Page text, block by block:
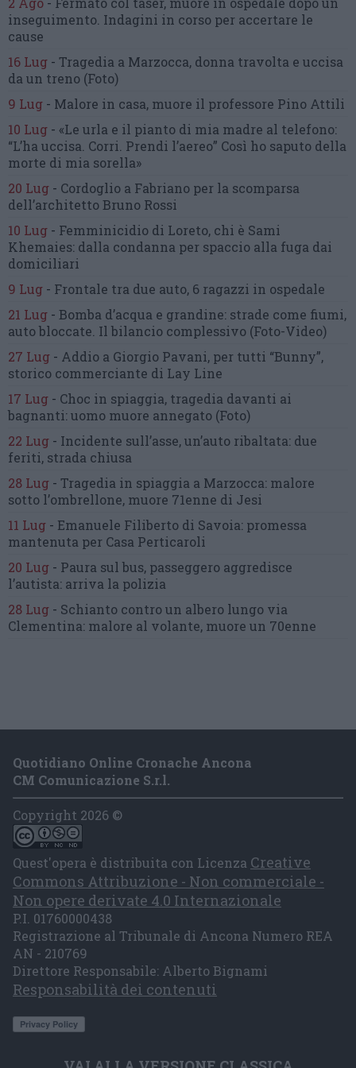
inseguimento. Indagini in corso per accertare le
cause
16 Lug - Tragedia a Marzocca, donna travolta e uccisa
da un treno (Foto)
9 Lug - Malore in casa, muore il professore Pino Attili
10 Lug - «Le urla e il pianto di mia madre al telefono:
“L’ha uccisa. Corri. Prendi l’aereo” Così ho saputo della
morte di mia sorella»
20 Lug - Cordoglio a Fabriano per la scomparsa
dell’architetto Bruno Rossi
10 Lug - Femminicidio di Loreto, chi è Sami
Khemaies: dalla condanna per spaccio alla fuga dai
domiciliari
9 Lug - Frontale tra due auto, 6 ragazzi in ospedale
21 Lug - Bomba d’acqua e grandine: strade come fiumi,
auto bloccate. Il bilancio complessivo (Foto-Video)
27 Lug - Addio a Giorgio Pavani, per tutti “Bunny”,
storico commerciante di Lay Line
17 Lug - Choc in spiaggia, tragedia davanti ai
bagnanti:uomo muore annegato (Foto)
22 Lug - Incidente sull’asse, un’auto ribaltata: due
feriti, strada chiusa
28 Lug - Tragedia in spiaggia a Marzocca: malore
sotto l’ombrellone, muore 71enne di Jesi
11 Lug - Emanuele Filiberto di Savoia: promessa
mantenuta per Casa Perticaroli
20 Lug - Paura sul bus, passeggero aggredisce
l’autista: arriva la polizia
28 Lug - Schianto contro un albero lungo via
Clementina: malore al volante, muore un 70enne
Quotidiano Online Cronache Ancona
CM Comunicazione S.r.l.
Copyright 2026 ©
Quest'opera è distribuita con Licenza Creative
Commons Attribuzione - Non commerciale -
Non opere derivate 4.0 Internazionale
P.I. 01760000438
Registrazione al Tribunale di Ancona Numero REA
AN - 210769
Direttore Responsabile: Alberto Bignami
Responsabilità dei contenuti